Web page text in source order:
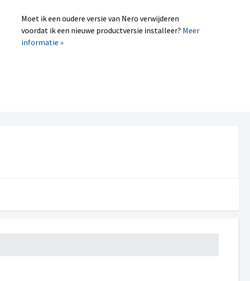
Moet ik een oudere versie van Nero verwijderen
voordat ik een nieuwe productversie installeer? Meer
informatie »